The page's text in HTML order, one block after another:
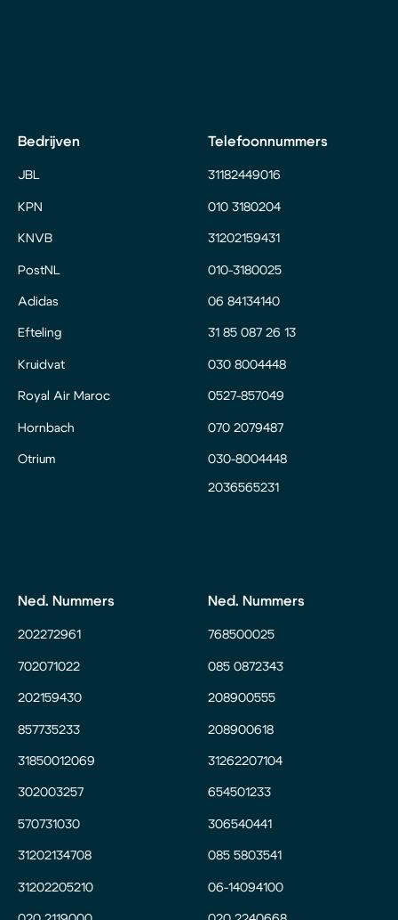
Bedrijven
JBL
KPN
KNVB
PostNL
Adidas
Efteling
Kruidvat
Royal Air Maroc
Hornbach
Otrium
Telefoonnummers
31182449016
010 3180204
31202159431
010-3180025
06 84134140
31 85 087 26 13
030 8004448
0527-857049
070 2079487
030-8004448
2036565231
Ned. Nummers
202272961
702071022
202159430
857735233
31850012069
302003257
570731030
31202134708
31202205210
Ned. Nummers
768500025
085 0872343
208900555
208900618
31262207104
654501233
306540441
085 5803541
06-14094100